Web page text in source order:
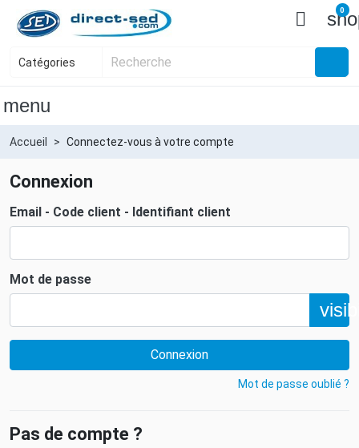
 0
menu
Accueil Connectez-vous à votre compte
Connexion
Email - Code client - Identifiant client
Mot de passe
Connexion
Mot de passe oublié ?
Pas de compte ?